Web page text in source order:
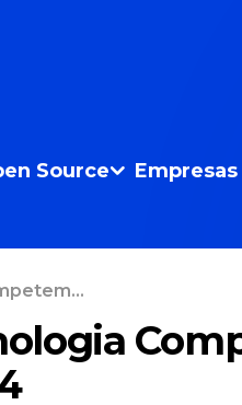
Source Empresas